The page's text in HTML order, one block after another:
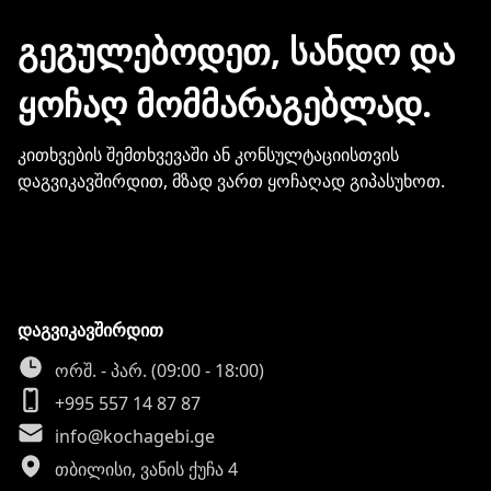
მონაცემების და სხვა პირადი
ინფორმაციის გაზიარება.
ᲒᲔᲒᲣᲚᲔᲑᲝᲓᲔᲗ, ᲡᲐᲜᲓᲝ ᲓᲐ
ᲧᲝᲩᲐᲦ ᲛᲝᲛᲛᲐᲠᲐᲒᲔᲑᲚᲐᲓ.
კითხვების შემთხვევაში ან კონსულტაციისთვის
დაგვიკავშირდით, მზად ვართ ყოჩაღად გიპასუხოთ.
დაგვიკავშირდით
ორშ. - პარ. (09:00 - 18:00)
+995 557 14 87 87
info@kochagebi.ge
თბილისი, ვანის ქუჩა 4